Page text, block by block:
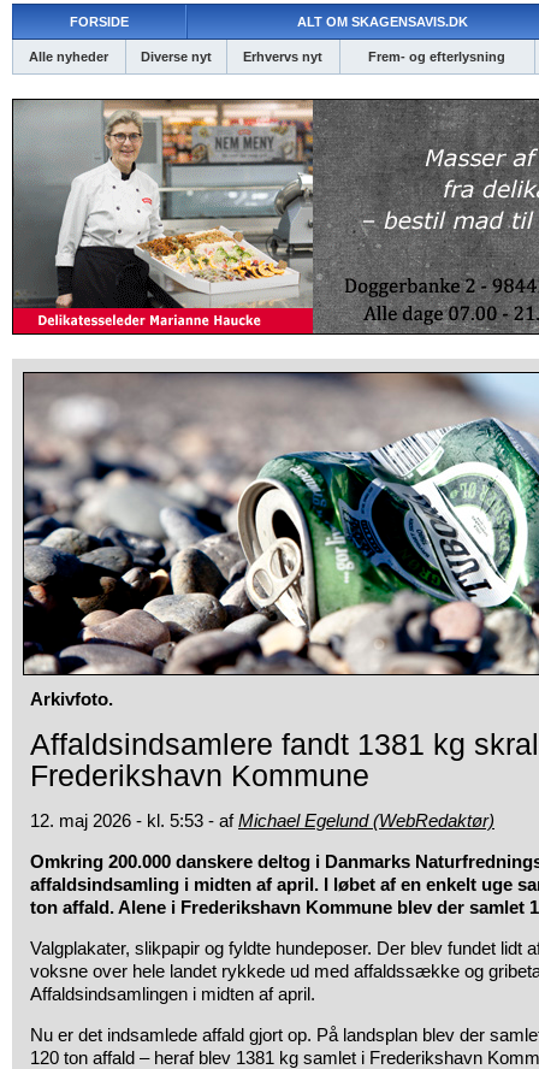
FORSIDE ALT OM SKAGENSAVIS.DK
Alle nyheder Diverse nyt Erhvervs nyt Frem- og efterlysning
Arkivfoto.
Affaldsindsamlere fandt 1381 kg
Frederikshavn Kommune
12. maj 2026 - kl. 5:53 - afMichael Egelund (WebRedaktør)
Omkring 200.000 danskere deltog i Danmarks
affaldsindsamling i midten af april. I løbet af en enkelt uge
ton affald. Alene i Frederikshavn Kommune blev der samlet
Valgplakater, slikpapir og fyldte hundeposer. Der blev fundet lidt
voksne over hele landet rykkede ud med affaldssække og
Affaldsindsamlingen i midten af april.
Nu er det indsamlede affald gjort op. På landsplan blev der
120 ton affald – heraf blev 1381 kg samlet i Frederikshavn